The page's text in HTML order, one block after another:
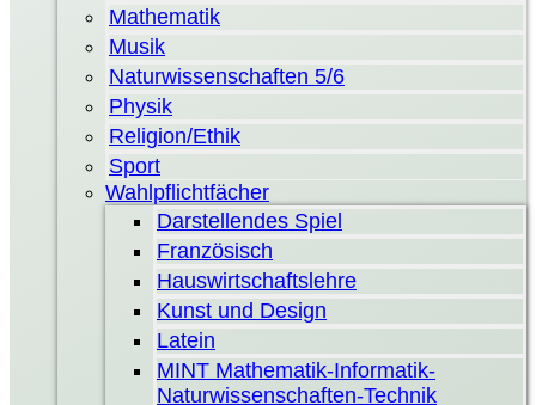
Mathematik
Musik
Naturwissenschaften 5/6
Physik
Religion/Ethik
Sport
Wahlpflichtfächer
Darstellendes Spiel
Französisch
Hauswirtschaftslehre
Kunst und Design
Latein
MINT Mathematik-Informatik-
Naturwissenschaften-Technik